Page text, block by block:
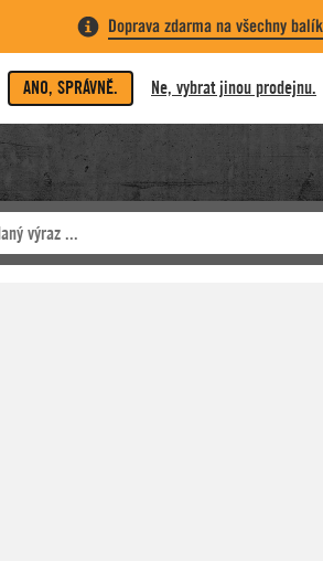
Doprava zdarma na všechny
ANO, SPRÁVNĚ. Ne, vybrat jinou prodejnu.